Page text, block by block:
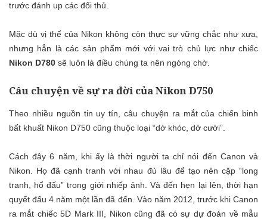
trước đánh up các đối thủ.
Mặc dù vị thế của Nikon không còn thực sự vững chắc như xưa,
nhưng hẳn là các sản phẩm mới với vai trò chủ lực như chiếc
Nikon D780 sẽ luôn là điều chúng ta nên ngóng chờ.
Câu chuyện về sự ra đời của Nikon D750
Theo nhiều nguồn tin uy tín, câu chuyện ra mắt của chiến binh
bất khuất Nikon D750 cũng thuộc loại “dở khóc, dở cười”.
Cách đây 6 năm, khi ấy là thời người ta chỉ nói đến Canon và
Nikon. Họ đã cạnh tranh với nhau đủ lâu để tạo nên cặp “long
tranh, hổ đấu” trong giới nhiếp ảnh. Và đến hẹn lại lên, thời hạn
quyết đấu 4 năm một lần đã đến. Vào năm 2012, trước khi Canon
ra mắt chiếc 5D Mark III, Nikon cũng đã có sự dự đoán về mẫu